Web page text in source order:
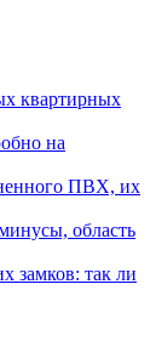
квартирных
на
ПВХ, их
область
замков: так ли